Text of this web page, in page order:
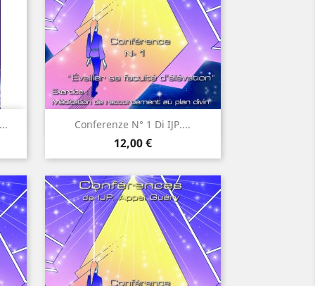
Conferenze N° 1 Di IJP....
Prezzo
12,00 €
Anteprima